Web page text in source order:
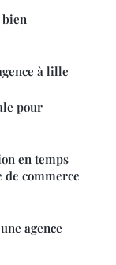
à lille
pour
en temps
commerce
agence